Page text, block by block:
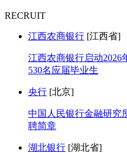
RECRUIT
江西农商银行 [江西省]
江西农商银行启动2026
530名应届毕业生
央行 [北京]
中国人民银行金融研究
聘简章
湖北银行 [湖北省]